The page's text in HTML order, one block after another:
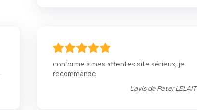
conforme à mes attentes site sérieux, je
recommande
L'avis dePeter LELAIT